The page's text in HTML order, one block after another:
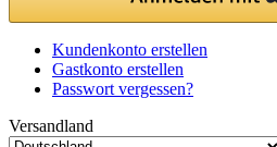
Kundenkonto erstellen
Gastkonto erstellen
Passwort vergessen?
Versandland